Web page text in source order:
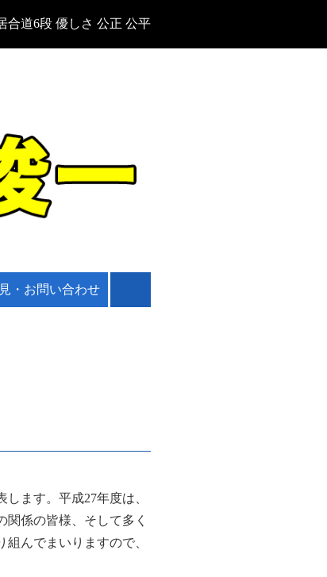
合道6段 優しさ 公正 公平
・お問い合わせ
ます。平成27年度は、
係の皆様、そして多く
んでまいりますので、